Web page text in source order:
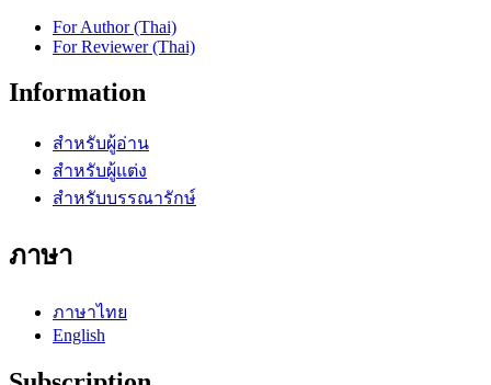
For Author (Thai)
For Reviewer (Thai)
Information
สำหรับผู้อ่าน
สำหรับผู้แต่ง
สำหรับบรรณารักษ์
ภาษา
ภาษาไทย
English